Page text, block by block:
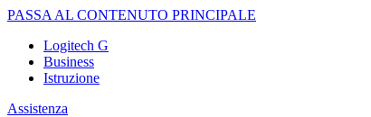
PASSA AL CONTENUTO PRINCIPALE
Logitech G
Business
Istruzione
Assistenza